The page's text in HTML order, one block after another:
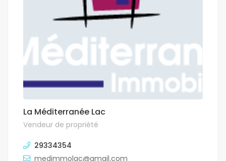
La Méditerranée Lac
Vendeur de propriété
29334354
medimmolac@gmail.com